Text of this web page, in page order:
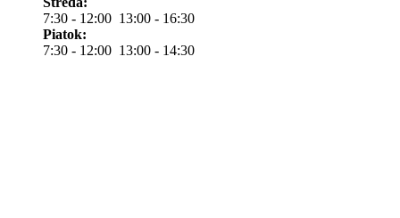
7:30 - 12:00 13:00 - 16:30
Piatok:
7:30 - 12:00 13:00 - 14:30